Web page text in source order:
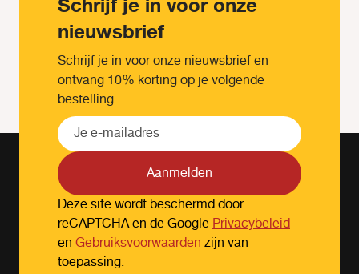
nieuwsbrief
Schrijf je in voor onze nieuwsbrief en
ontvang 10% korting op je volgende
bestelling.
Aanmelden
Deze site wordt beschermd door
reCAPTCHA en de GooglePrivacybeleid
en Gebruiksvoorwaardenzijn van
toepassing.